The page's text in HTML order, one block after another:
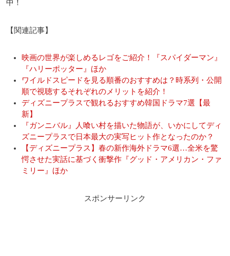
中！
【関連記事】
映画の世界が楽しめるレゴをご紹介！『スパイダーマン』
『ハリーポッター』ほか
ワイルドスピードを見る順番のおすすめは？時系列・公開
順で視聴するそれぞれのメリットを紹介！
ディズニープラスで観れるおすすめ韓国ドラマ7選【最
新】
『ガンニバル』人喰い村を描いた物語が、いかにしてディ
ズニープラスで日本最大の実写ヒット作となったのか？
【ディズニープラス】春の新作海外ドラマ6選…全米を驚
愕させた実話に基づく衝撃作『グッド・アメリカン・ファ
ミリー』ほか
スポンサーリンク